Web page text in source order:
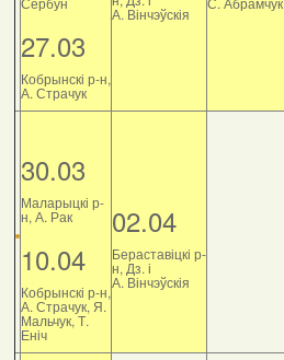
27.03
Кобрынскі р-н,
А. Страчук
А. Вінчэўскія
30.03
Маларыцкі р-
н, А. Рак
10.04
Кобрынскі р-н,
А. Страчук, Я.
Мальчук, Т.
Еніч
02.04
Бераставіцкі р-
н, Дз. і
А. Вінчэўскія